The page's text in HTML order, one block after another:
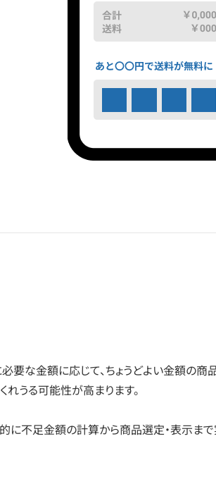
な金額に応じて、ちょうどよい金額の商
れうる可能性が高まります。
に不足金額の計算から商品選定・表示ま